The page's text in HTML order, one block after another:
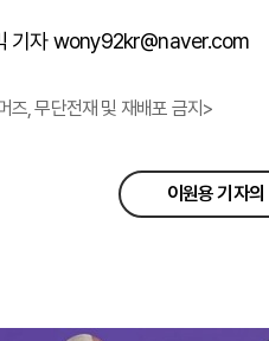
기자 wony92kr@naver.com
즈, 무단전재 및 재배포 금지>
이원용 기자